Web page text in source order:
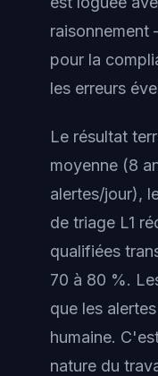
raisonnement
pour la
les erreurs
Le résultat
moyenne (8
alertes/jour),
de triage L1
qualifiées
70 à 80 %.
que les
humaine.
nature du